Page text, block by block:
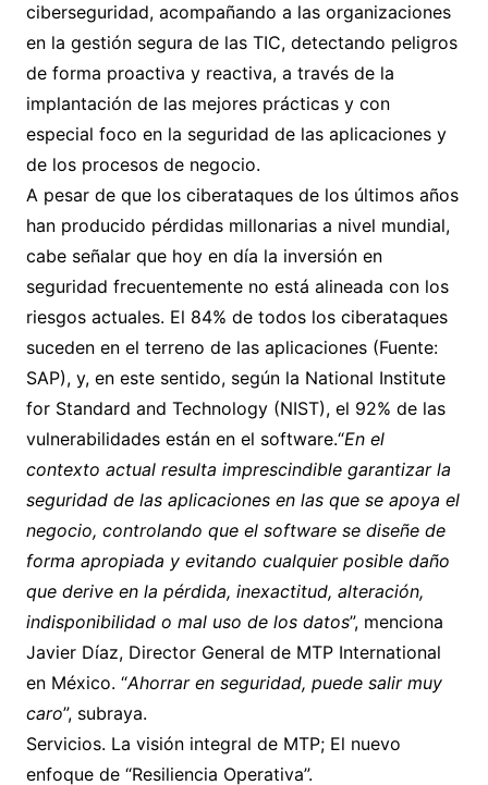
ciberseguridad, acompañando a las organizaciones
en la gestión segura de las TIC, detectando peligros
de forma proactiva y reactiva, a través de la
implantación de las mejores prácticas y con
especial foco en la seguridad de las aplicaciones y
de los procesos de negocio.
A pesar de que los ciberataques de los últimos años
han producido pérdidas millonarias a nivel mundial,
cabe señalar que hoy en día la inversión en
seguridad frecuentemente no está alineada con los
riesgos actuales. El 84% de todos los ciberataques
suceden en el terreno de las aplicaciones (Fuente:
SAP), y, en este sentido, según la National Institute
for Standard and Technology (NIST), el 92% de las
vulnerabilidades están en el software.“En el
contexto actual resulta imprescindible garantizar la
seguridad de las aplicaciones en las que se apoya el
negocio, controlando que el software se diseñe de
forma apropiada y evitando cualquier posible daño
que derive en la pérdida, inexactitud, alteración,
indisponibilidad o mal uso de los datos”, menciona
Javier Díaz, Director General de MTP International
en México. “Ahorrar en seguridad, puede salir muy
caro”, subraya.
Servicios. La visión integral de MTP; El nuevo
enfoque de “Resiliencia Operativa”.